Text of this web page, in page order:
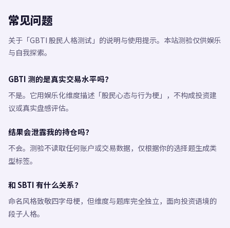
常见问题
关于「GBTI 股民人格测试」的说明与使用提示。本站测验仅供娱乐
与自我探索。
GBTI 测的是真实交易水平吗？
不是。它用娱乐化维度描述「股民心态与行为梗」，不构成投资建
议或真实盘感评估。
结果会泄露我的持仓吗？
不会。测验不读取任何账户或交易数据，仅根据你的选择题生成类
型标签。
和 SBTI 有什么关系？
命名风格致敬四字母梗，但维度与题库完全独立，面向投资语境的
段子人格。